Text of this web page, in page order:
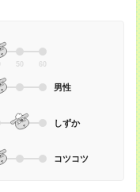
50 60
男性
しずか
コツコツ